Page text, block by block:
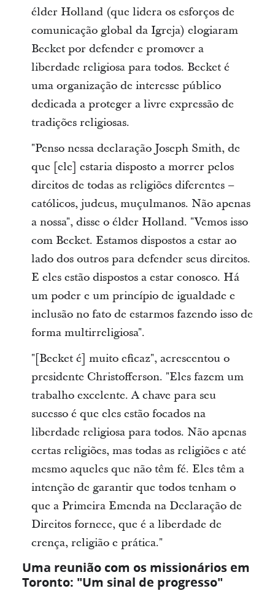
élder Holland (que lidera os esforços de
comunicação global da Igreja) elogiaram
Becket por defender e promover a
liberdade religiosa para todos. Becket é
uma organização de interesse público
dedicada a proteger a livre expressão de
tradições religiosas.
"Penso nessa declaração Joseph Smith, de
que [ele] estaria disposto a morrer pelos
direitos de todas as religiões diferentes –
católicos, judeus, muçulmanos. Não apenas
a nossa", disse o élder Holland. "Vemos isso
com Becket. Estamos dispostos a estar ao
lado dos outros para defender seus direitos.
E eles estão dispostos a estar conosco. Há
um poder e um princípio de igualdade e
inclusão no fato de estarmos fazendo isso de
forma multirreligiosa".
"[Becket é] muito eficaz", acrescentou o
presidente Christofferson. "Eles fazem um
trabalho excelente. A chave para seu
sucesso é que eles estão focados na
liberdade religiosa para todos. Não apenas
certas religiões, mas todas as religiões e até
mesmo aqueles que não têm fé. Eles têm a
intenção de garantir que todos tenham o
que a Primeira Emenda na Declaração de
Direitos fornece, que é a liberdade de
crença, religião e prática."
Uma reunião com os missionários em
Toronto: "Um sinal de progresso"